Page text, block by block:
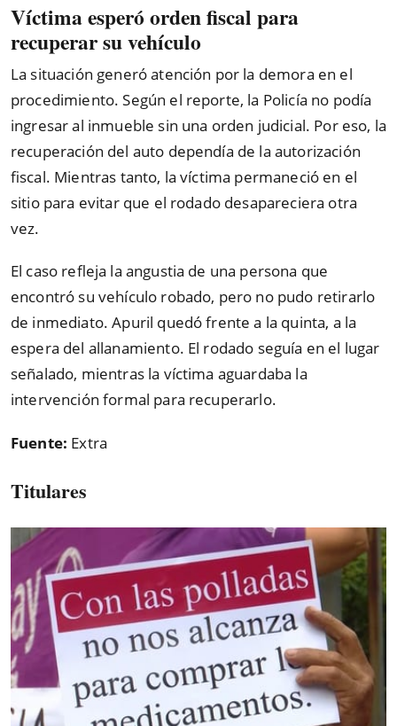
Víctima esperó orden fiscal para
recuperar su vehículo
La situación generó atención por la demora en el
procedimiento. Según el reporte, la Policía no podía
ingresar al inmueble sin una orden judicial. Por eso, la
recuperación del auto dependía de la autorización
fiscal. Mientras tanto, la víctima permaneció en el
sitio para evitar que el rodado desapareciera otra
vez.
El caso refleja la angustia de una persona que
encontró su vehículo robado, pero no pudo retirarlo
de inmediato. Apuril quedó frente a la quinta, a la
espera del allanamiento. El rodado seguía en el lugar
señalado, mientras la víctima aguardaba la
intervención formal para recuperarlo.
Fuente: Extra
Titulares